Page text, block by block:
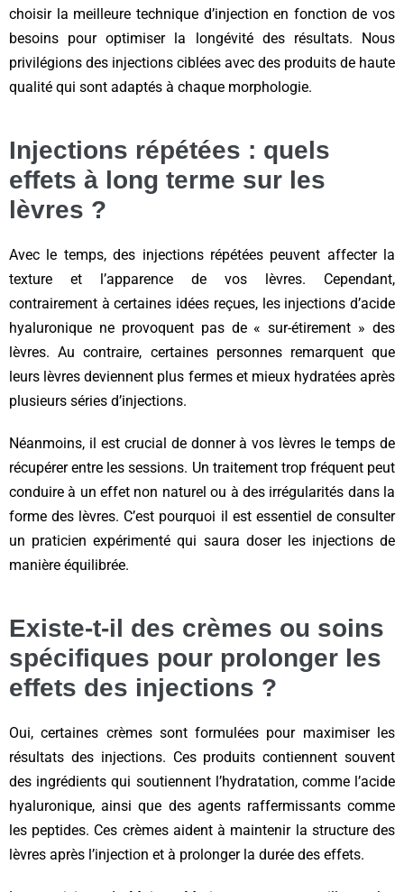
choisir la meilleure technique d’injection en fonction de vos
besoins pour optimiser la longévité des résultats. Nous
privilégions des injections ciblées avec des produits de haute
qualité qui sont adaptés à chaque morphologie.
Injections répétées : quels
effets à long terme sur les
lèvres ?
Avec le temps, des injections répétées peuvent affecter la
texture et l’apparence de vos lèvres. Cependant,
contrairement à certaines idées reçues, les injections d’acide
hyaluronique ne provoquent pas de « sur-étirement » des
lèvres. Au contraire, certaines personnes remarquent que
leurs lèvres deviennent plus fermes et mieux hydratées après
plusieurs séries d’injections.
Néanmoins, il est crucial de donner à vos lèvres le temps de
récupérer entre les sessions. Un traitement trop fréquent peut
conduire à un effet non naturel ou à des irrégularités dans la
forme des lèvres. C’est pourquoi il est essentiel de consulter
un praticien expérimenté qui saura doser les injections de
manière équilibrée.
Existe-t-il des crèmes ou soins
spécifiques pour prolonger les
effets des injections ?
Oui, certaines crèmes sont formulées pour maximiser les
résultats des injections. Ces produits contiennent souvent
des ingrédients qui soutiennent l’hydratation, comme l’acide
hyaluronique, ainsi que des agents raffermissants comme
les peptides. Ces crèmes aident à maintenir la structure des
lèvres après l’injection et à prolonger la durée des effets.